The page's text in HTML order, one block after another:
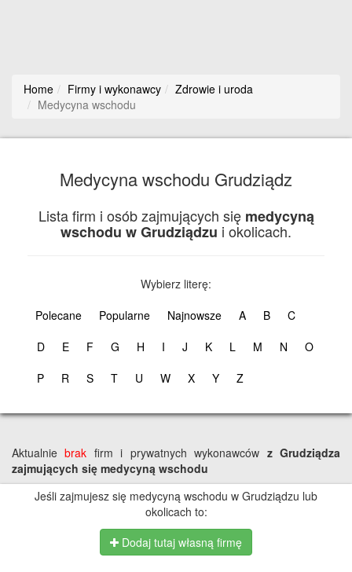
Home Firmy i wykonawcy
Zdrowie i uroda
Medycyna wschodu
Medycyna wschodu Grudziądz
Lista firm i osób zajmujących się medycyną
wschodu w Grudziądzu i okolicach.
Wybierz literę:
Polecane
Popularne Najnowsze A B
C
D
E F G H I J K L M N
O
P
R S T U W X Y Z
Aktualniebrak firm i prywatnych wykonawców z Grudziądza
zajmujących się medycyną wschodu
Jeśli zajmujesz się medycyną wschodu w Grudziądzu lub
okolicach to:
Dodaj tutaj własną firmę